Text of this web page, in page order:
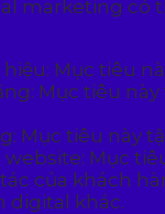
marketing có
Mục tiêu
Mục tiêu
Mục tiêu này
Mục
của khách
digital khác.